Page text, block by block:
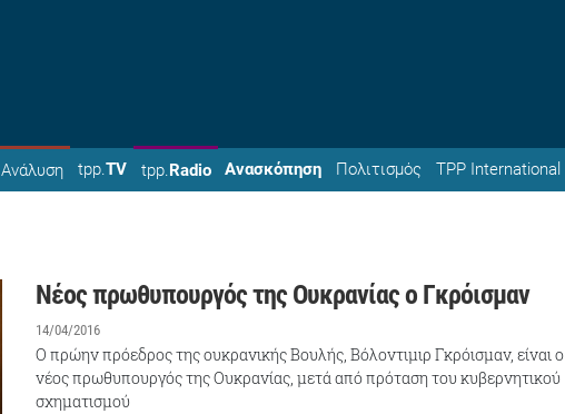
Ανάλυση tpp.TV tpp.Radio Ανασκόπηση Πολιτισμός TPP International
Νέος πρωθυπουργός της Ουκρανίας ο Γκρόισμαν
14/04/2016
Ο πρώην πρόεδρος της ουκρανικής Βουλής, Βόλοντιμιρ Γκρόισμαν, είναι ο
νέος πρωθυπουργός της Ουκρανίας, μετά από πρόταση του κυβερνητικού
σχηματισμού